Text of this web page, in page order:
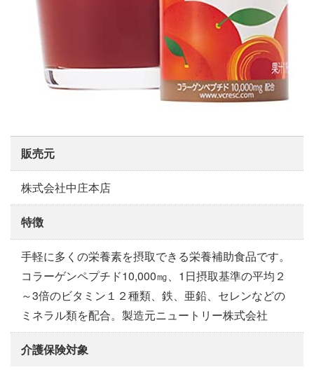
販売元
株式会社中庄本店
特徴
手軽に多くの栄養素を摂取できる栄養補助食品です。
コラーゲンペプチド10,000㎎、1日摂取基準の平均２
～3倍のビタミン１２種類、鉄、亜鉛、セレンなどの
ミネラル類を配合。製造元ニュートリー株式会社
介護保険対象